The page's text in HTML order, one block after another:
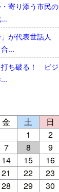
寄り添う市民の
が代表世話人
...
打ち破る！ ビジ
金 土
日
1
2
7 8
9
14 15
16
21 22
23
28 29
30